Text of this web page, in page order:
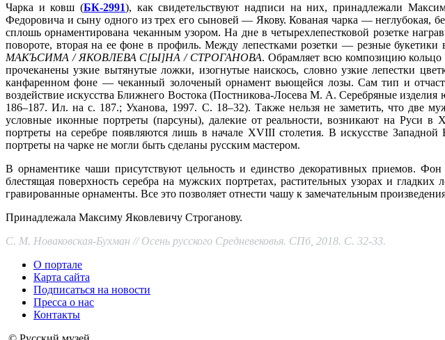
Чарка и ковш (БК-2991), как свидетельствуют надписи на них, принадлежали
Федоровича и сыну одного из трех его сыновей — Якову. Кованая чарка — неглубокая,
сплошь орнаментирована чеканным узором. На дне в четырехлепестковой розетке
повороте, вторая на ее фоне в профиль. Между лепестками розетки — резные
МАКЪСИМА / ЯКОВЛЕВА С[Ы]НА / СТРОГАНОВА. Обрамляет всю композицию
прочеканены узкие вытянутые ложки, изогнутые наискось, словно узкие лепестки
канфаренном фоне — чеканный золоченый орнамент вьющейся лозы. Сам тип и
воздействие искусства Ближнего Востока (Постникова-Лосева М. А. Серебряные
186–187. Ил. на с. 187.; Уханова, 1997. С. 18‒32). Также нельзя не заметить, что
условные иконные портреты (парсуны), далекие от реальности, возникают на Руси
портреты на серебре появляются лишь в начале XVIII столетия. В искусстве
портреты на чарке не могли быть сделаны русским мастером.
В орнаментике чаши присутствуют цельность и единство декоративных приемов.
блестящая поверхность серебра на мужских портретах, растительных узорах и
гравированные орнаменты. Все это позволяет отнести чашу к замечательным
Принадлежала Максиму Яковлевичу Строганову.
С. М. Новаковская-Бухман // Осень русского Средневековья. СПб, 2018. С. 32-33.
О портале
Карта сайта
Подписаться на новости
Пресса о нас
Контакты